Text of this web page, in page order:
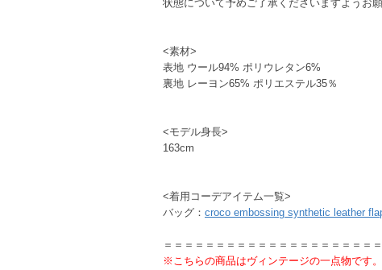
状態について予めご了承くださいますようお
<素材>
表地 ウール94% ポリウレタン6%
裏地 レーヨン65% ポリエステル35％
<モデル身長>
163cm
<着用コーデアイテム一覧>
バッグ： croco embossing synthetic leather
＝＝＝＝＝＝＝＝＝＝＝＝＝＝＝＝＝＝＝＝
※こちらの商品はヴィンテージの一点物です。